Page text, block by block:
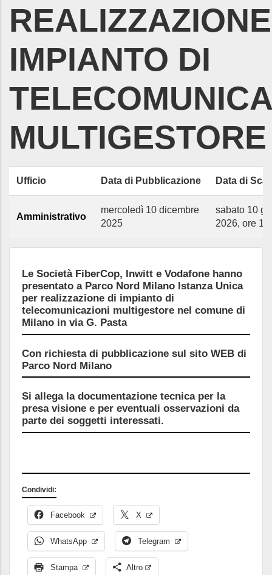
REALIZZAZIONE
IMPIANTO DI
MULTIGESTORE
Ufficio Data di Pubblicazione Data di
Amministrativo
mercoledì 10 dicembre
2025
sabato 10
2026, ore
Le Società FiberCop, Inwitt e Vodafone hanno
presentato a Parco Nord Milano Istanza Unica
per realizzazione di impianto di
telecomunicazioni multigestore nel comune di
Milano in via G. Pasta
Con richiesta di pubblicazione sul sito WEB di
Parco Nord Milano
Si allega la documentazione tecnica per la
presa visione e per eventuali osservazioni da
parte dei soggetti interessati.
Condividi:
Facebook X
WhatsApp Telegram
Stampa Altro